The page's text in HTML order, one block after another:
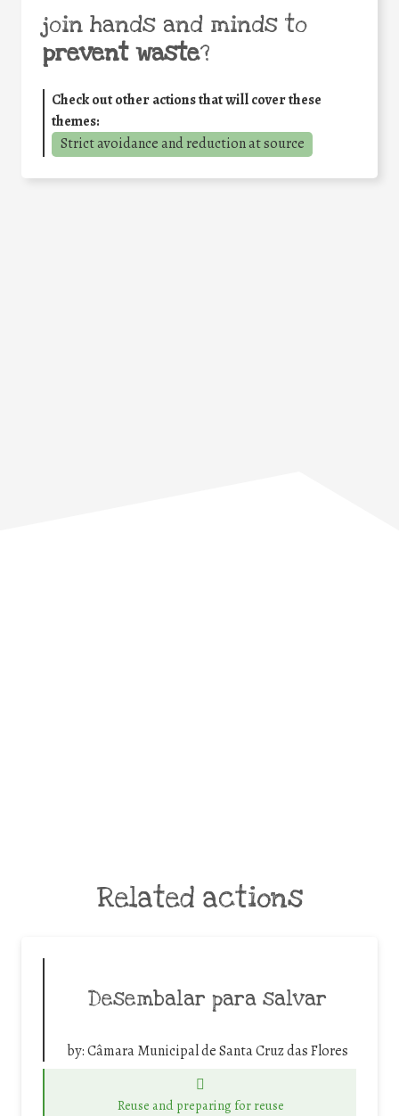
join hands and minds to
prevent waste?
Check out other actions that will cover these
themes:
Strict avoidance and reduction at source
Related actions
Desembalar para salvar
by:Câmara Municipal de Santa Cruz das Flores
Reuse and preparing for reuse